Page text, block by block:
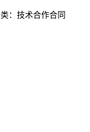
： 技术合作合同